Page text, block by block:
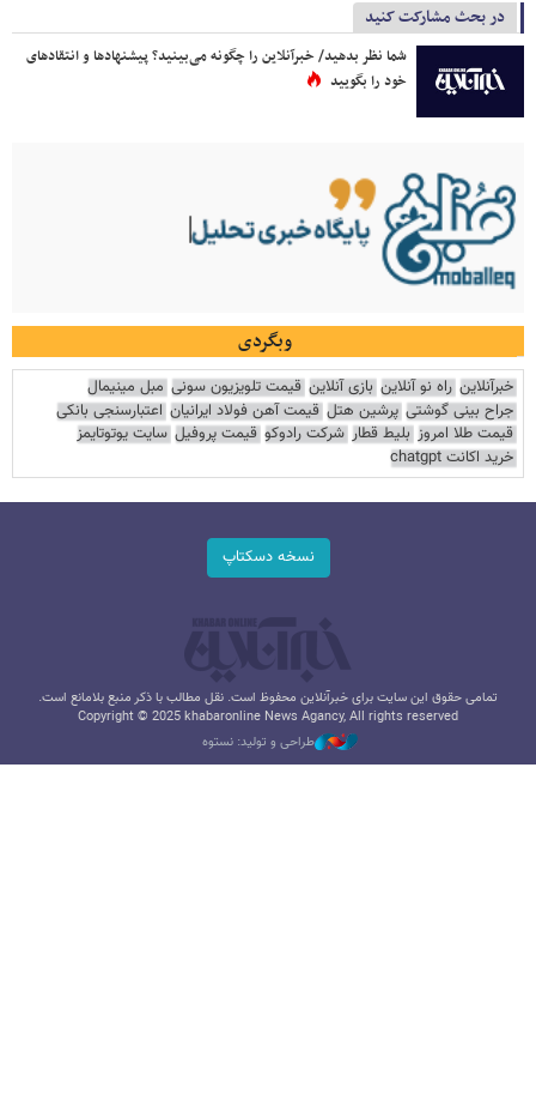
در بحث مشارکت کنید
شما نظر بدهید/ خبرآنلاین را چگونه می‌بینید؟ پیشنهادها و انتقادهای
خود را بگویید
وبگردی
خبرآنلاین راه نو آنلاین بازی آنلاین قیمت تلویزیون سونی مبل مینیمال
جراح بینی گوشتی پرشین هتل قیمت آهن فولاد ایرانیان اعتبارسنجی بانکی
قیمت طلا امروز بلیط قطار شرکت رادوکو قیمت پروفیل سایت یوتوتایمز
خرید اکانت chatgpt
نسخه دسکتاپ
تمامی حقوق این سایت برای خبرآنلاین محفوظ است. نقل مطالب با ذکر منبع بلامانع است.
Copyright © 2025 khabaronline News Agancy, All rights reserved
طراحی و تولید: نستوه